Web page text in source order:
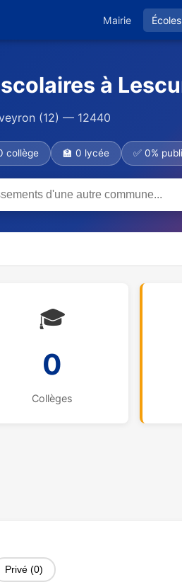
Mairie Écoles
à
(12) — 12440
collège 🏫 0 lycée ✅ 0%
🎓
0
Collèges
Privé (0)